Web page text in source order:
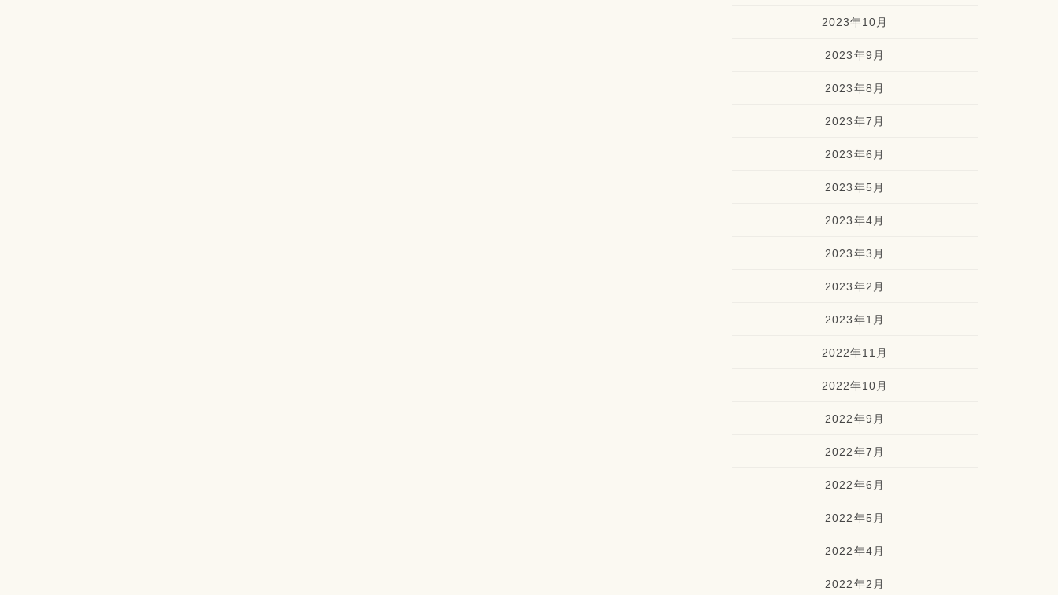
2023年10月
2023年9月
2023年8月
2023年7月
2023年6月
2023年5月
2023年4月
2023年3月
2023年2月
2023年1月
2022年11月
2022年10月
2022年9月
2022年7月
2022年6月
2022年5月
2022年4月
2022年2月